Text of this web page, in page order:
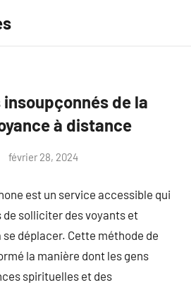
de la
à distance
février 28, 2024
est un service accessible qui
de solliciter des voyants et
déplacer. Cette méthode de
la manière dont les gens
spirituelles et des